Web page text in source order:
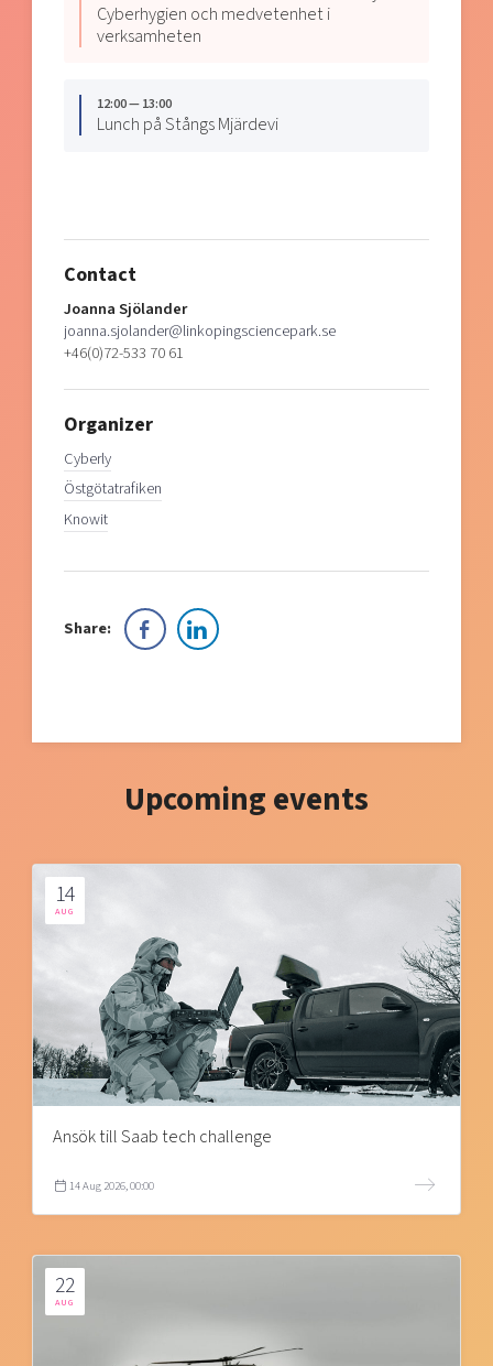
Cyberhygien och medvetenhet i
verksamheten
12:00 — 13:00
Lunch på Stångs Mjärdevi
Contact
Joanna Sjölander
joanna.sjolander@linkopingsciencepark.se
+46(0)72-533 70 61
Organizer
Cyberly
Östgötatrafiken
Knowit
Share:
Upcoming events
14
AUG
Ansök till Saab tech challenge
14 Aug 2026, 00:00
22
AUG